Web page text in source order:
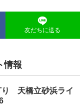
友だちに送る
情報
り 天橋立砂浜ライ